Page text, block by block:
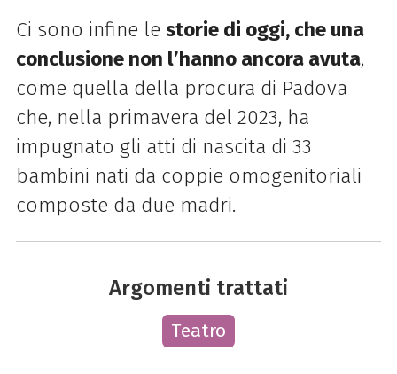
Ci sono infine le storie di oggi, che una
conclusione non l’hanno ancora avuta,
come quella della procura di Padova
che, nella primavera del 2023, ha
impugnato gli atti di nascita di 33
bambini nati da coppie omogenitoriali
composte da due madri.
Argomenti trattati
Teatro